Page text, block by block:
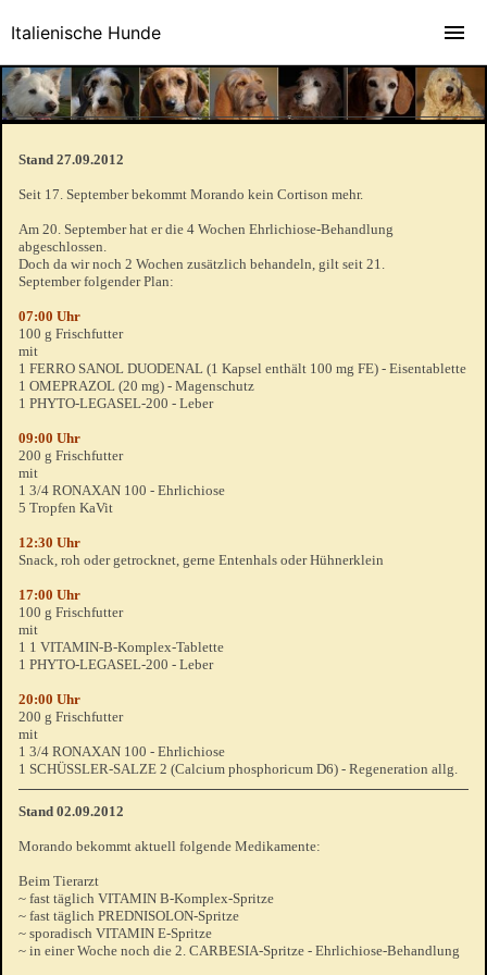
Stand 27.09.2012
Seit 17. September bekommt Morando kein Cortison mehr.
Am 20. September hat er die 4 Wochen Ehrlichiose-Behandlung
abgeschlossen.
Doch da wir noch 2 Wochen zusätzlich behandeln, gilt seit 21.
September folgender Plan:
07:00 Uhr
100 g Frischfutter
mit
1 FERRO SANOL DUODENAL (1 Kapsel enthält 100 mg FE) - Eisentablette
1 OMEPRAZOL (20 mg) - Magenschutz
1 PHYTO-LEGASEL-200 - Leber
09:00 Uhr
200 g Frischfutter
mit
1 3/4 RONAXAN 100 - Ehrlichiose
5 Tropfen KaVit
12:30 Uhr
Snack, roh oder getrocknet, gerne Entenhals oder Hühnerklein
17:00 Uhr
100 g Frischfutter
mit
1 1 VITAMIN-B-Komplex-Tablette
1 PHYTO-LEGASEL-200 - Leber
20:00 Uhr
200 g Frischfutter
mit
1 3/4 RONAXAN 100 - Ehrlichiose
1 SCHÜSSLER-SALZE 2 (Calcium phosphoricum D6) - Regeneration allg.
Stand 02.09.2012
Morando bekommt aktuell folgende Medikamente:
Beim Tierarzt
~ fast täglich VITAMIN B-Komplex-Spritze
~ fast täglich PREDNISOLON-Spritze
~ sporadisch VITAMIN E-Spritze
~ in einer Woche noch die 2. CARBESIA-Spritze - Ehrlichiose-Behandlung
Italienische Hunde